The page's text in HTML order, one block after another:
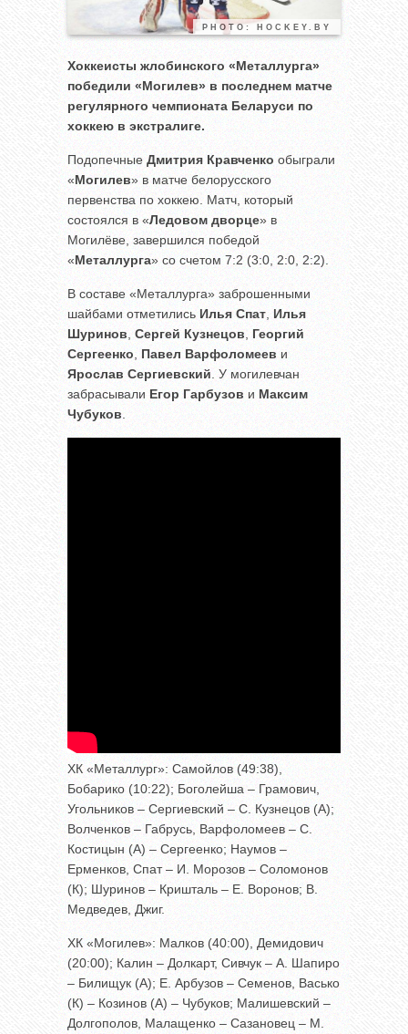
PHOTO: HOCKEY.BY
Хоккеисты жлобинского «Металлурга»
победили «Могилев» в последнем матче
регулярного чемпионата Беларуси по
хоккею в экстралиге.
Подопечные Дмитрия Кравченко обыграли
«Могилев» в матче белорусского
первенства по хоккею. Матч, который
состоялся в «Ледовом дворце» в
Могилёве, завершился победой
«Металлурга» со счетом 7:2 (3:0, 2:0, 2:2).
В составе «Металлурга» заброшенными
шайбами отметились Илья Спат Илья
Шуринов Сергей Кузнецов Георгий
Сергеенко Павел Варфоломеев и
Ярослав Сергиевский . У могилевчан
забрасывали Егор Гарбузов и Максим
Чубуков
ХК «Металлург»: Самойлов (49:38),
Бобарико (10:22); Боголейша – Грамович,
Угольников – Сергиевский – С. Кузнецов (А);
Волченков – Габрусь, Варфоломеев – С.
Костицын (А) – Сергеенко; Наумов –
Ерменков, Спат – И. Морозов – Соломонов
(К); Шуринов – Кришталь – Е. Воронов; В.
Медведев, Джиг.
ХК «Могилев»: Малков (40:00), Демидович
(20:00); Калин – Долкарт, Сивчук – А. Шапиро
– Билищук (А); Е. Арбузов – Семенов, Васько
(К) – Козинов (А) – Чубуков; Малишевский –
Долгополов, Малащенко – Сазановец – М.